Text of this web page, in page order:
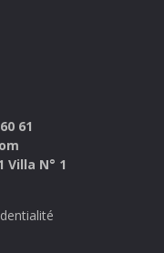
61
Villa N° 1